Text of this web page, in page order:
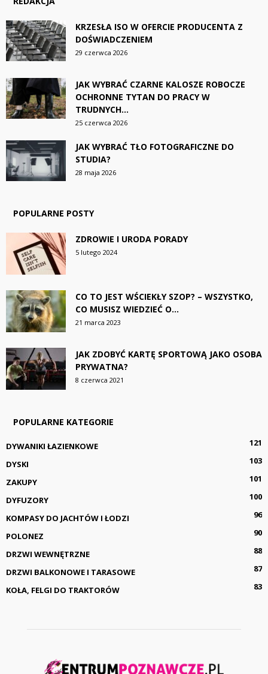
KRZESŁA ISO W OFERCIE PRODUCENTA Z
DOŚWIADCZENIEM
29 czerwca 2026
JAK WYBRAĆ CZARNE KALOSZE ROBOCZE
OCHRONNE TYTAN DO PRACY W
TRUDNYCH...
25 czerwca 2026
JAK WYBRAĆ TŁO FOTOGRAFICZNE DO
STUDIA?
28 maja 2026
POPULARNE POSTY
ZDROWIE I URODA PORADY
5 lutego 2024
CO TO JEST WŚCIEKŁY SZOP? – WSZYSTKO,
CO MUSISZ WIEDZIEĆ O...
21 marca 2023
JAK ZDOBYĆ KARTĘ SPORTOWĄ JAKO OSOBA
PRYWATNA?
8 czerwca 2021
POPULARNE KATEGORIE
DYWANIKI ŁAZIENKOWE
121
DYSKI
103
ZAKUPY
101
DYFUZORY
100
KOMPASY DO JACHTÓW I ŁODZI
96
POLONEZ
90
DRZWI WEWNĘTRZNE
88
DRZWI BALKONOWE I TARASOWE
87
KOŁA, FELGI DO TRAKTORÓW
83